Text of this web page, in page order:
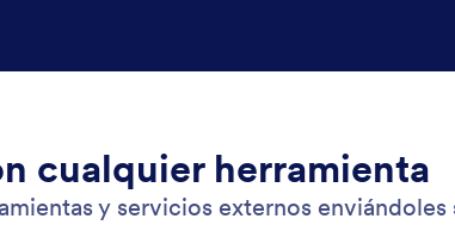
cualquier herramienta
y servicios externos